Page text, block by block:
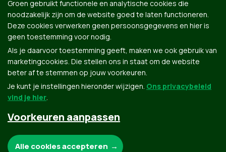
Groen.be
Groen gebruikt functionele en analytische cookies die
noodzakelijk zijn om de website goed te laten functioneren.
Deze cookies verwerken geen persoonsgegevens en hier is
geen toestemming voor nodig.
Als je daarvoor toestemming geeft, maken we ook gebruik van
marketingcookies. Die stellen ons in staat om de website
beter af te stemmen op jouw voorkeuren.
Je kunt je instellingen hieronder wijzigen. Ons privacybeleid
vind je hier.
Voorkeuren aanpassen
Alle cookies accepteren